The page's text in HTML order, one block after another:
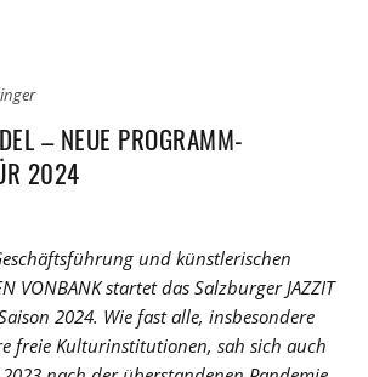
– NEUE PROGRAMM-
2024
und künstlerischen
VONBANK startet das Salzburger JAZZIT
2024. Wie fast alle, insbesondere
freie Kulturinstitutionen, sah sich auch